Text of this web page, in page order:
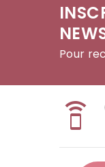
Pour
speaker_phone